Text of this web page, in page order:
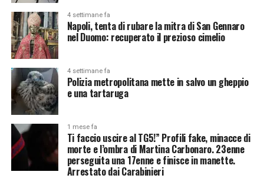
4 settimane fa
Napoli, tenta di rubare la mitra di San Gennaro
nel Duomo: recuperato il prezioso cimelio
4 settimane fa
Polizia metropolitana mette in salvo un gheppio
e una tartaruga
1 mese fa
Ti faccio uscire al TG5!” Profili fake, minacce di
morte e l’ombra di Martina Carbonaro. 23enne
perseguita una 17enne e finisce in manette.
Arrestato dai Carabinieri